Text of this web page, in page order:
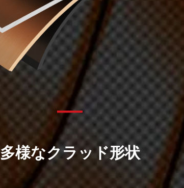
多様なクラッド形状